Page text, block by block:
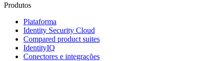
Produtos
Plataforma
Identity Security Cloud
Compared product suites
IdentityIQ
Conectores e integrações